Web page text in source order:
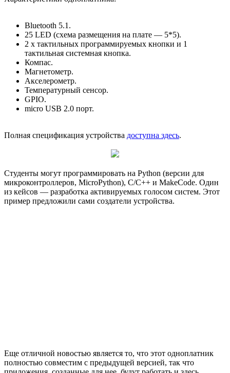
Bluetooth 5.1.
25 LED (схема размещения на плате — 5*5).
2 x тактильных программируемых кнопки и 1
тактильная системная кнопка.
Компас.
Магнетометр.
Акселерометр.
Температурный сенсор.
GPIO.
micro USB 2.0 порт.
Полная спецификация устройства доступна здесь.
Студенты могут программировать на Python (версии для
микроконтроллеров, MicroPython), C/C++ и MakeCode. Один
из кейсов — разработка активируемых голосом систем. Этот
пример предложили сами создатели устройства.
Еще отличной новостью является то, что этот одноплатник
полностью совместим с предыдущей версией, так что